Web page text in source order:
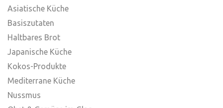
Asiatische Küche
Basiszutaten
Haltbares Brot
Japanische Küche
Kokos-Produkte
Mediterrane Küche
Nussmus